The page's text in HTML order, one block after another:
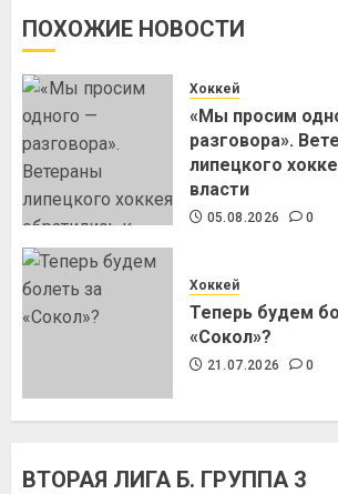
ПОХОЖИЕ НОВОСТИ
Хоккей
«Мы просим
разговора».
липецкого
власти
05.08.2026 0
Хоккей
Теперь будем
«Сокол»?
21.07.2026 0
ВТОРАЯ ЛИГА Б. ГРУППА 3